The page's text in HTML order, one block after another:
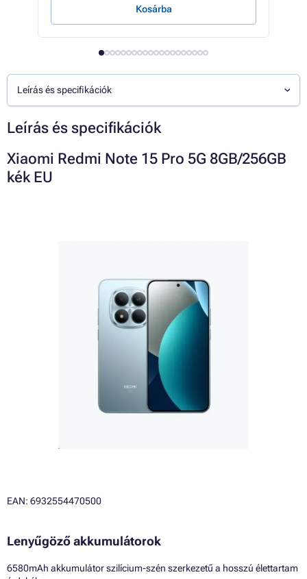
Kosárba
Leírás és specifikációk
Leírás és specifikációk
Xiaomi Redmi Note 15 Pro 5G 8GB/256GB
kék EU
EAN: 6932554470500
Lenyűgöző akkumulátorok
6580mAh akkumulátor szilícium-szén szerkezetű a hosszú élettartam